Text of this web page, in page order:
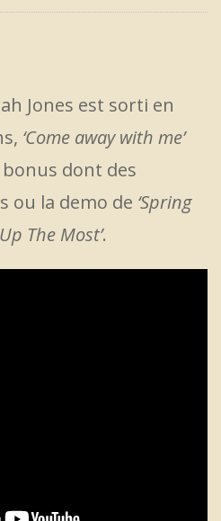
Jones est sorti en
‘Come away with me’
dont des
ou la demo de ‘Spring
The Most’.